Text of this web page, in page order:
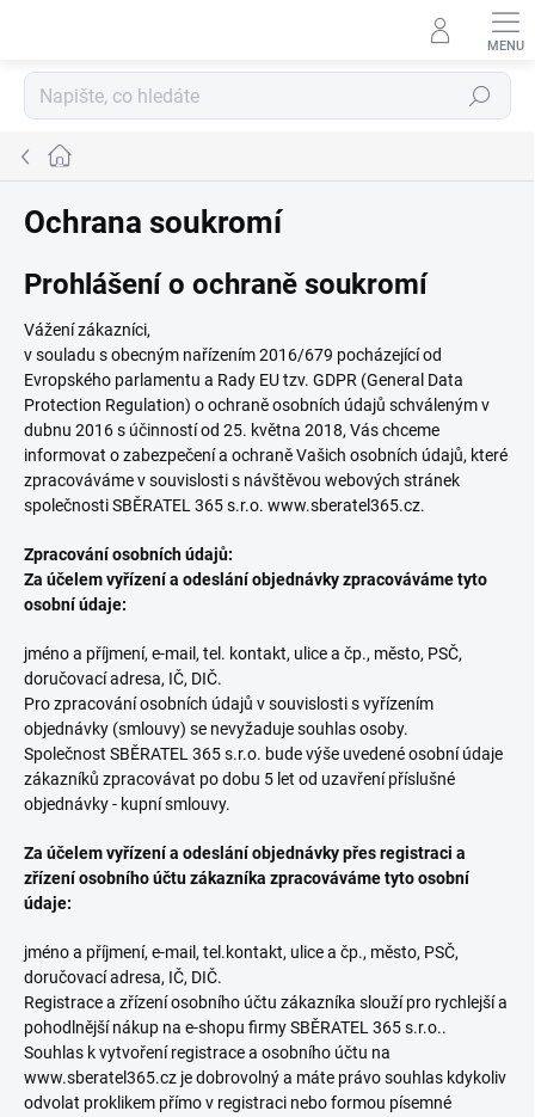
Hledat
Domů
Ochrana soukromí
Prohlášení o ochraně soukromí
Vážení zákazníci,
v souladu s obecným nařízením 2016/679 pocházející od
Evropského parlamentu a Rady EU tzv. GDPR (General Data
Protection Regulation) o ochraně osobních údajů schváleným v
dubnu 2016 s účinností od 25. května 2018, Vás chceme
informovat o zabezpečení a ochraně Vašich osobních údajů, které
zpracováváme v souvislosti s návštěvou webových stránek
společnosti SBĚRATEL 365 s.r.o. www.sberatel365.cz.
Zpracování osobních údajů:
Za účelem vyřízení a odeslání objednávky zpracováváme tyto
osobní údaje:
jméno a příjmení, e-mail, tel. kontakt, ulice a čp., město, PSČ,
doručovací adresa, IČ, DIČ.
Pro zpracování osobních údajů v souvislosti s vyřízením
objednávky (smlouvy) se nevyžaduje souhlas osoby.
Společnost SBĚRATEL 365 s.r.o. bude výše uvedené osobní údaje
zákazníků zpracovávat po dobu 5 let od uzavření příslušné
objednávky - kupní smlouvy.
Za účelem vyřízení a odeslání objednávky přes registraci a
zřízení osobního účtu zákazníka zpracováváme tyto osobní
údaje:
jméno a příjmení, e-mail, tel.kontakt, ulice a čp., město, PSČ,
doručovací adresa, IČ, DIČ.
Registrace a zřízení osobního účtu zákazníka slouží pro rychlejší a
pohodlnější nákup na e-shopu firmy SBĚRATEL 365 s.r.o..
Souhlas k vytvoření registrace a osobního účtu na
www.sberatel365.cz je dobrovolný a máte právo souhlas kdykoliv
odvolat proklikem přímo v registraci nebo formou písemné